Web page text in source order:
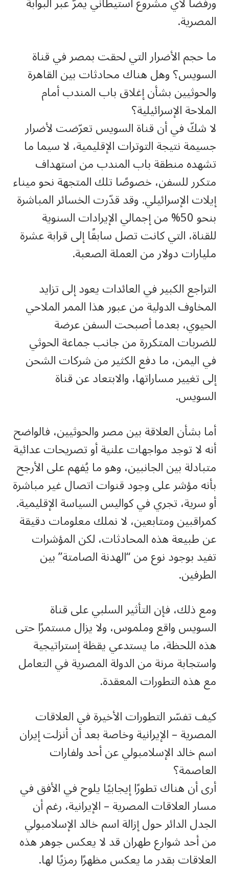
المصرية.
ما حجم الأضرار التي لحقت بمصر في قناة
السويس؟ وهل هناك محادثات بين القاهرة
والحوثيين بشأن إغلاق باب المندب أمام
الملاحة الإسرائيلية؟
لا شكّ في أن قناة السويس تعرّضت لأضرار
جسيمة نتيجة التوترات الإقليمية، لا سيما ما
تشهده منطقة باب المندب من استهداف
متكرر للسفن، خصوصًا تلك المتجهة نحو ميناء
إيلات الإسرائيلي. وقد قدّرت الخسائر المباشرة
بنحو 50% من إجمالي الإيرادات السنوية
للقناة، التي كانت تصل سابقًا إلى قرابة عشرة
مليارات دولار من العملة الصعبة.
التراجع الكبير في العائدات يعود إلى تزايد
المخاوف الدولية من عبور هذا الممر الملاحي
الحيوي، بعدما أصبحت السفن عرضة
للضربات المتكررة من جانب جماعة الحوثي
في اليمن، ما دفع الكثير من شركات الشحن
إلى تغيير مساراتها، والابتعاد عن قناة
السويس.
أما بشأن العلاقة بين مصر والحوثيين، فالواضح
أنه لا توجد مواجهات علنية أو تصريحات عدائية
متبادلة بين الجانبين، وهو ما يُفهم على الأرجح
بأنه مؤشر على وجود قنوات اتصال غير مباشرة
أو سرية، تجري في كواليس السياسة الإقليمية.
كمراقبين ومتابعين، لا نملك معلومات دقيقة
عن طبيعة هذه المحادثات، لكن المؤشرات
تفيد بوجود نوع من “الهدنة الصامتة” بين
الطرفين.
ومع ذلك، فإن التأثير السلبي على قناة
السويس واقع وملموس، ولا يزال مستمرًا حتى
هذه اللحظة، ما يستدعي يقظة إستراتيجية
واستجابة مرنة من الدولة المصرية في التعامل
مع هذه التطورات المعقدة.
كيف تفسّر التطورات الأخيرة في العلاقات
المصرية – الإيرانية وخاصة بعد أن أنزلت إيران
اسم خالد الإسلامبولي عن أحد ولفارات
العاصمة؟
أرى أن هناك تطورًا إيجابيًا يلوح في الأفق في
مسار العلاقات المصرية – الإيرانية، رغم أن
الجدل الدائر حول إزالة اسم خالد الإسلامبولي
من أحد شوارع طهران قد لا يعكس جوهر هذه
العلاقات بقدر ما يعكس مظهرًا رمزيًا لها.